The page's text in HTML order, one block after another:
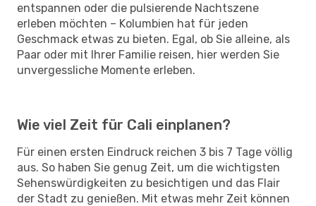
entspannen oder die pulsierende Nachtszene
erleben möchten – Kolumbien hat für jeden
Geschmack etwas zu bieten. Egal, ob Sie alleine, als
Paar oder mit Ihrer Familie reisen, hier werden Sie
unvergessliche Momente erleben.
Wie viel Zeit für Cali einplanen?
Für einen ersten Eindruck reichen 3 bis 7 Tage völlig
aus. So haben Sie genug Zeit, um die wichtigsten
Sehenswürdigkeiten zu besichtigen und das Flair
der Stadt zu genießen. Mit etwas mehr Zeit können